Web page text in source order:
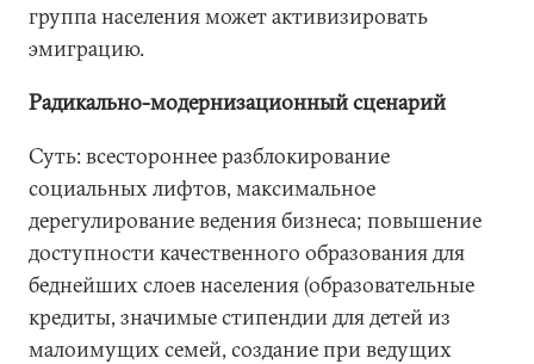
группа населения может активизировать
эмиграцию.
Радикально-модернизационный сценарий
Суть: всестороннее разблокирование
социальных лифтов, максимальное
дерегулирование ведения бизнеса; повышение
доступности качественного образования для
беднейших слоев населения (образовательные
кредиты, значимые стипендии для детей из
малоимущих семей, создание при ведущих